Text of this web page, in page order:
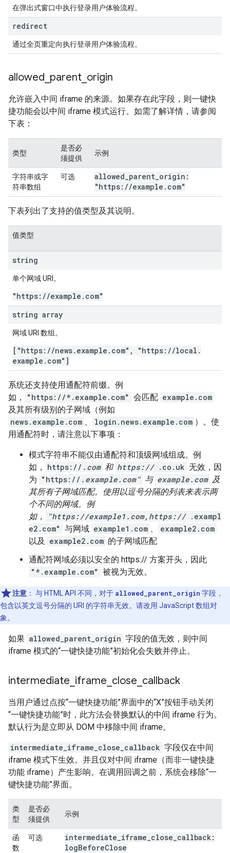
在弹出式窗口中执行登录用户体验流程。
redirect
通过全页重定向执行登录用户体验流程。
allowed parent origin
允许嵌入中间 iframe 的来源。如果存在此字段，则一键快
捷功能会以中间 iframe 模式运行。如需了解详情，请参阅
下表：
类型
是否必
须提供
示例
字符串或字
符串数组
可选 allowed parent origin:
"https: //example . com"
下表列出了支持的值类型及其说明。
值类型
string
单个网域 URI。
"https: //example . com"
string array
网域 URI 数组。
["https: //news. example . com" , "https: //local .
example . com"]
系统还支持使用通配符前缀。例
如，
"https://*.example.com" 会匹配 example.com
及其所有级别的子网域（例如
news.example.com 、 login.news.example.com ）。使
用通配符时，请注意以下事项：
模式字符串不能仅由通配符和顶级网域组成。例
如，
https:// .com 和 https:// .co.uk 无效，因
为 "https:// .example.com" 与 example.com 及
其所有子网域匹配。使用以逗号分隔的列表来表示两
个不同的网域。例
如，
"https://example1.com,https:// .exampl
e2.com" 与网域 example1.com 、
example2.com
以及
example2.com 的子网域匹配
通配符网域必须以安全的 https:// 方案开头，因此
"*.example.com" 被视为无效。
注意 ： 与 HTML API 不同，对于 allowed_parent_origin 字段，
包含以英文逗号分隔的 URI 的字符串无效。请改用 JavaScript 数组对
象。
如果 allowed_parent_origin 字段的值无效，则中间
iframe 模式的“一键快捷功能”初始化会失败并停止。
intermediate iframe close callback
当用户通过点按“一键快捷功能”界面中的“X”按钮手动关闭
“一键快捷功能”时，此方法会替换默认的中间 iframe 行为。
默认行为是立即从 DOM 中移除中间 iframe。
intermediate_iframe_close_callback 字段仅在中间
iframe 模式下生效。并且仅对中间 iframe（而非一键快捷
功能 iframe）产生影响。在调用回调之前，系统会移除“一
键快捷功能”界面。
类
型
是否必
须提供
示例
函
数
可选 intermediate iframe close callback:
logBeforeClose